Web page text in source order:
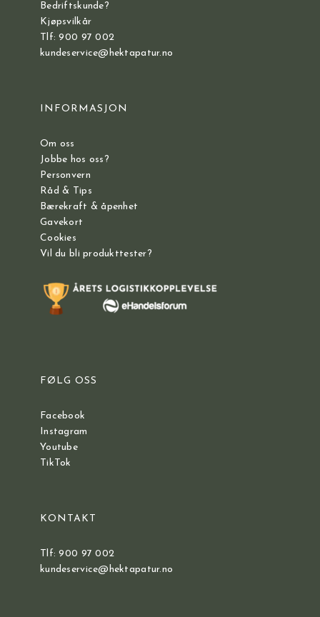
Bedriftskunde?
Kjøpsvilkår
Tlf: 900 97 002
kundeservice@hektapatur.no
INFORMASJON
Om oss
Jobbe hos oss?
Personvern
Råd & Tips
Bærekraft & åpenhet
Gavekort
Cookies
Vil du bli produkttester?
FØLG OSS
Facebook
Instagram
Youtube
TikTok
KONTAKT
Tlf: 900 97 002
kundeservice@hektapatur.no